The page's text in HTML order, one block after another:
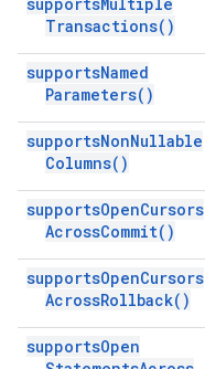
Transactions( )
supportsNamed
Parameters( )
supportsNonNullable
Columns( )
supportsOpenCursors
AcrossCommit( )
supportsOpenCursors
AcrossRollback( )
supportsOpen